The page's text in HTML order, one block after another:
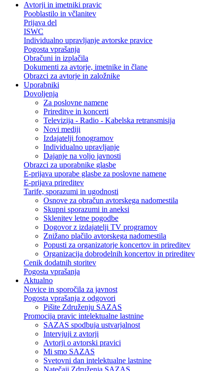
Avtorji in imetniki pravic
Pooblastilo in včlanitev
Prijava del
ISWC
Individualno upravljanje avtorske pravice
Pogosta vprašanja
Obračuni in izplačila
Dokumenti za avtorje, imetnike in člane
Obrazci za avtorje in založnike
Uporabniki
Dovoljenja
Za poslovne namene
Prireditve in koncerti
Televizija - Radio - Kabelska retransmisija
Novi mediji
Izdajatelji fonogramov
Individualno upravljanje
Dajanje na voljo javnosti
Obrazci za uporabnike glasbe
E-prijava uporabe glasbe za poslovne namene
E-prijava prireditev
Tarife, sporazumi in ugodnosti
Osnove za obračun avtorskega nadomestila
Skupni sporazumi in aneksi
Sklenitev letne pogodbe
Dogovor z izdajatelji TV programov
Znižano plačilo avtorskega nadomestila
Popusti za organizatorje koncertov in prireditev
Organizacija dobrodelnih koncertov in prireditev
Cenik dodatnih storitev
Pogosta vprašanja
Aktualno
Novice in sporočila za javnost
Pogosta vprašanja z odgovori
Pišite Združenju SAZAS
Promocija pravic intelektualne lastnine
SAZAS spodbuja ustvarjalnost
Intervjuji z avtorji
Avtorji o avtorski pravici
Mi smo SAZAS
Svetovni dan intelektualne lastnine
Natečaji Združenja SAZAS